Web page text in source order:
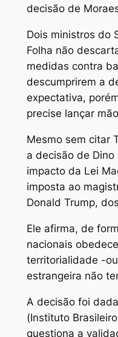
decisão de
Dois ministros do
Folha não
medidas contra
descumprirem a
expectativa,
precise lançar
Mesmo sem citar
a decisão de
impacto da Lei
imposta ao
Donald Trump,
Ele afirma, de
nacionais
territorialidade -
estrangeira não
A decisão foi
(Instituto
questiona a